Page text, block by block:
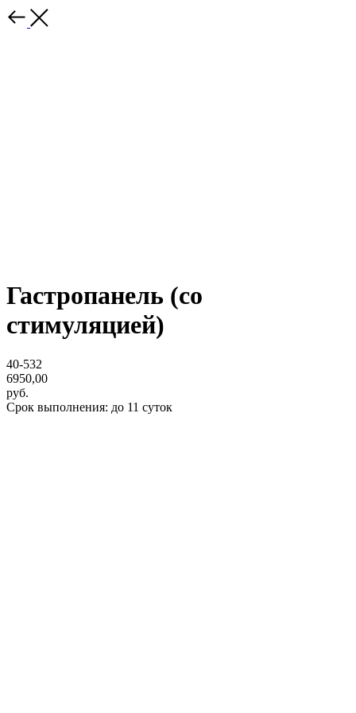
Гастропанель (со
стимуляцией)
40-532
6950,00
руб.
Срок выполнения: до 11 суток